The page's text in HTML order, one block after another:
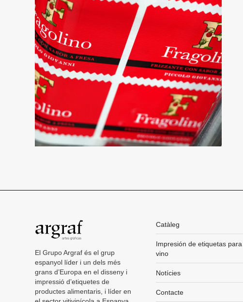
El Grupo Argraf és el grup
espanyol líder i un dels més
grans d’Europa en el disseny i
impressió d’etiquetes de
productes alimentaris, i líder en
Catàleg
Impresión de etiquetas para
vino
Notícies
Contacte